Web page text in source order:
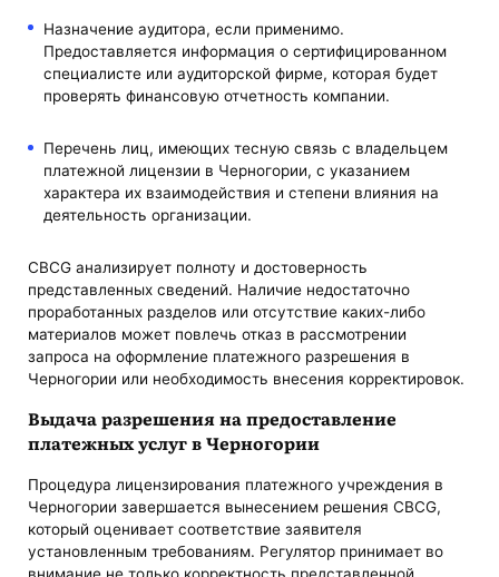
Назначение аудитора, если применимо.
Предоставляется информация о сертифицированном
специалисте или аудиторской фирме, которая будет
проверять финансовую отчетность компании.
Перечень лиц, имеющих тесную связь с владельцем
платежной лицензии в Черногории, с указанием
характера их взаимодействия и степени влияния на
деятельность организации.
CBCG анализирует полноту и достоверность
представленных сведений. Наличие недостаточно
проработанных разделов или отсутствие каких-либо
материалов может повлечь отказ в рассмотрении
запроса на оформление платежного разрешения в
Черногории или необходимость внесения корректировок.
Выдача разрешения на предоставление
платежных услуг в Черногории
Процедура лицензирования платежного учреждения в
Черногории завершается вынесением решения CBCG,
который оценивает соответствие заявителя
установленным требованиям. Регулятор принимает во
внимание не только корректность представленной